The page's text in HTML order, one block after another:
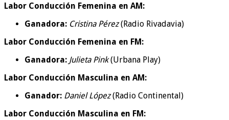
Labor Conducción Femenina en AM:
Ganadora: Cristina Pérez(Radio Rivadavia)
Labor Conducción Femenina en FM:
Ganadora: Julieta Pink(Urbana Play)
Labor Conducción Masculina en AM:
Ganador: Daniel López(Radio Continental)
Labor Conducción Masculina en FM: